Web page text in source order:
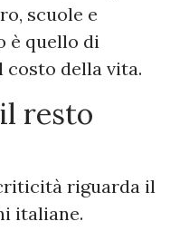
scuole e
è quello di
della vita.
resto
riguarda il
italiane.